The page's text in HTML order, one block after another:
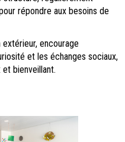
répondre aux besoins de
encourage
et les échanges sociaux,
et bienveillant.